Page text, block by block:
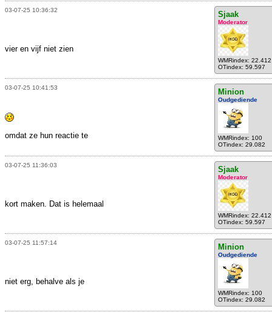
03-07-25 10:36:32 Sjaak
Moderator
WMRindex: 22.412
OTindex: 59.597
vier en vijf niet zien
03-07-25 10:41:53 Minion
Oudgediende
WMRindex: 100
OTindex: 29.082
omdat ze hun reactie te
03-07-25 11:36:03 Sjaak
Moderator
WMRindex: 22.412
OTindex: 59.597
kort maken. Dat is helemaal
03-07-25 11:57:14 Minion
Oudgediende
WMRindex: 100
OTindex: 29.082
niet erg, behalve als je